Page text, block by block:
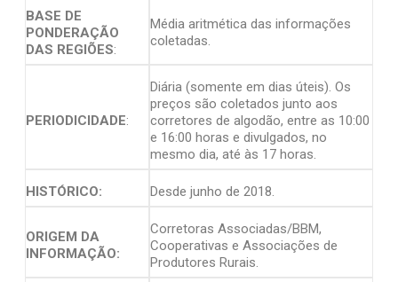
BASE DE
PONDERAÇÃO
DAS REGIÕES:
Média aritmética das informações
coletadas.
PERIODICIDADE:
Diária (somente em dias úteis). Os
preços são coletados junto aos
corretores de algodão, entre as 10:00
e 16:00 horas e divulgados, no
mesmo dia, até às 17 horas.
HISTÓRICO: Desde junho de 2018.
ORIGEM DA
INFORMAÇÃO:
Corretoras Associadas/BBM,
Cooperativas e Associações de
Produtores Rurais.